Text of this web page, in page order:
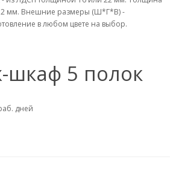
2 мм. Внешние размеры (Ш*Г*В) -
в любом цвете на выбор.
шкаф 5 полок
дней